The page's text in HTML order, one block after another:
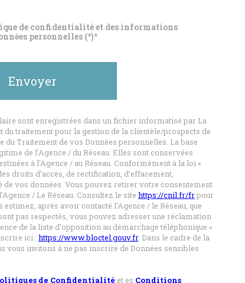
de confidentialité et des informations
personnelles (*)*
Envoyer
sont enregistrées dans un fichier informatisé par La
traitement pour la gestion de la clientèle/prospects de
du Traitement de vos Données personnelles. La base
de l'Agence / du Réseau. Elles sont conservées
à l'Agence / au Réseau. Conformément à la loi «
droits d’accès, de rectification, d’effacement,
vos données. Vous pouvez retirer votre consentement
/ Le Réseau. Consultez le site https://cnil.fr/frpour
après avoir contacté l'Agence / le Réseau, que
pas respectés, vous pouvez adresser une réclamation
de la liste d'opposition au démarchage téléphonique «
ici : https://www.bloctel.gouv.fr. Dans le cadre de la
vous invitons à ne pas inscrire de Données sensibles
de Confidentialité et es Conditions